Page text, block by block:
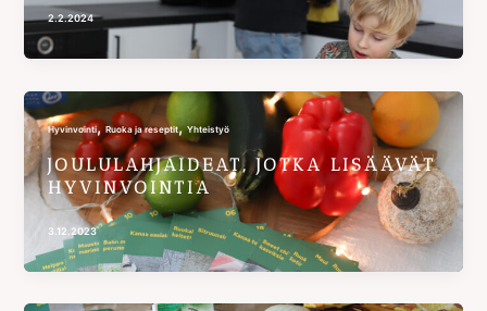
2.2.2024
Hyvinvointi,Ruoka ja reseptit,Yhteistyö
JOULULAHJAIDEAT, JOTKA LISÄÄVÄT
HYVINVOINTIA
3.12.2023